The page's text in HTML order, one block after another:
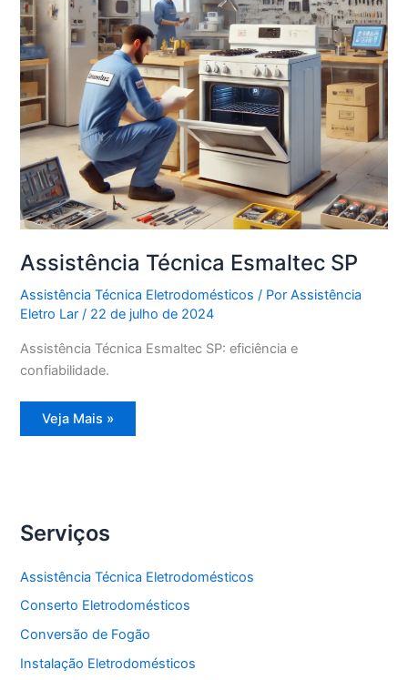
Assistência Técnica Esmaltec SP
Assistência Técnica Eletrodomésticos / PorAssistência
Eletro Lar/ 22 de julho de 2024
Assistência Técnica Esmaltec SP: eficiência e
confiabilidade.
Assistência
Técnica
Veja Mais »
Serviços
Assistência Técnica Eletrodomésticos
Conserto Eletrodomésticos
Conversão de Fogão
Instalação Eletrodomésticos